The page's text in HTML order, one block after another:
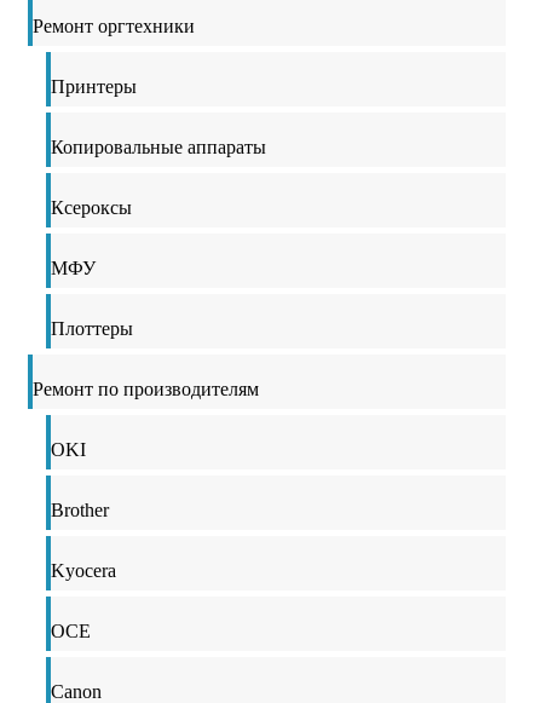
Ремонт оргтехники
Принтеры
Копировальные аппараты
Ксероксы
МФУ
Плоттеры
Ремонт по производителям
OKI
Brother
Kyocera
OCE
Canon